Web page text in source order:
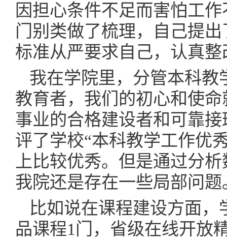
因担心条件不足而害怕工
门别类做了梳理，自己提
标准从严要求自己，认真整
我在学院里，分管本科
教育者，我们的初心和使
事业的合格建设者和可靠
评了学校“本科教学工作优
上比较优秀。但是通过分
我院还是存在一些局部问题
比如说在课程建设方面
品课程1门，省级在线开放